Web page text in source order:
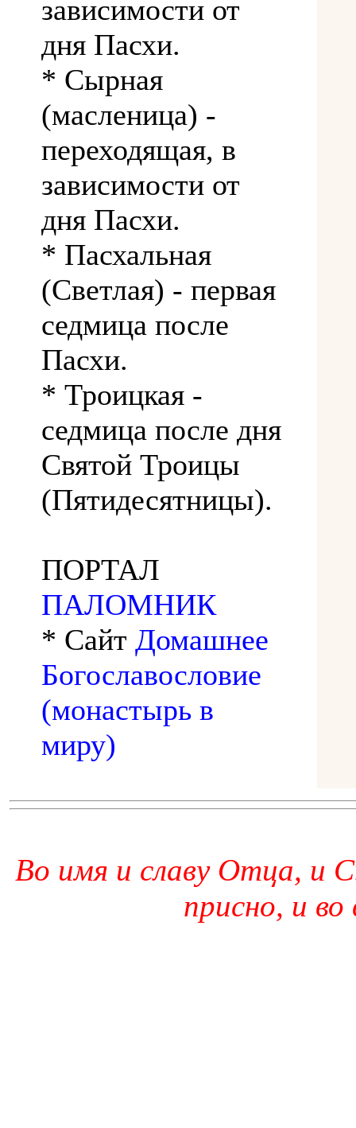
зависимости от
дня Пасхи.
* Сырная
(масленица) -
переходящая, в
зависимости от
дня Пасхи.
* Пасхальная
(Светлая) - первая
седмица после
Пасхи.
* Троицкая -
седмица после дня
Святой Троицы
(Пятидесятницы).
ПОРТАЛ
ПАЛОМНИК
* Сайт Домашнее
Богославословие
(монастырь в
миру)
Во имя и славу Отца, и
присно, и во